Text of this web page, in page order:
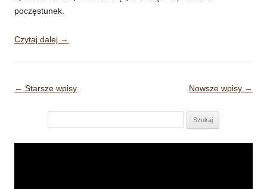
poczęstunek.
Czytaj dalej →
Nawigacja wpisu
← Starsze wpisy Nowsze wpisy →